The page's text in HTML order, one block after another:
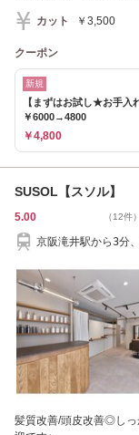
カット ￥3,500
クーポン
新規
【まずはお試し★お手入
￥6000→4800
￥4,800
SUSOL【スソル】
5.00 （12件）
京阪滝井駅から3分
髪質改善/頭皮改善◎しっ